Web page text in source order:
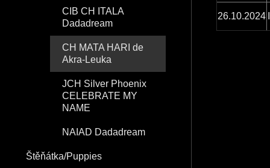
26.10.2024
CIB CH ITALA
Dadadream
CH MATA HARI de
Akra-Leuka
JCH Silver Phoenix
CELEBRATE MY
NAME
NAIAD Dadadream
Štěňátka/Puppies